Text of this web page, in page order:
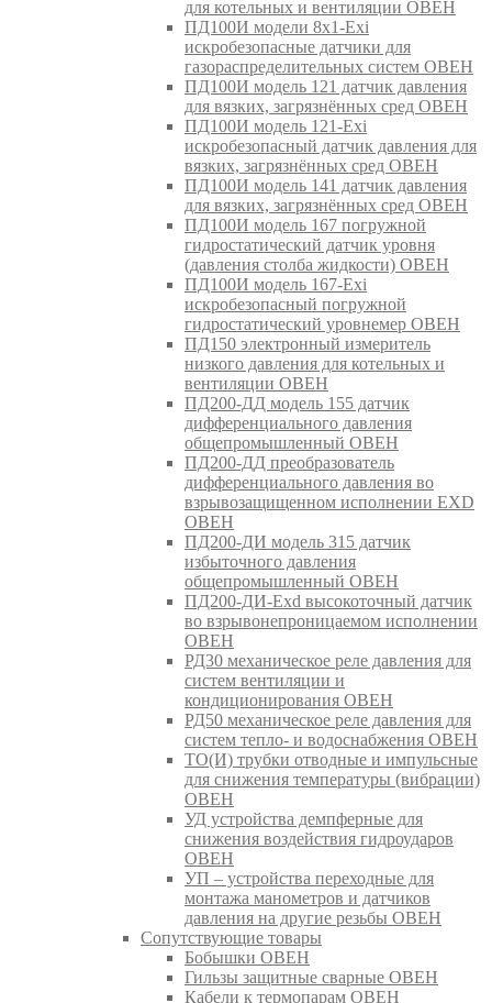
для котельных и вентиляции ОВЕН
ПД100И модели 8х1-Exi
искробезопасные датчики для
газораспределительных систем ОВЕН
ПД100И модель 121 датчик давления
для вязких, загрязнённых сред ОВЕН
ПД100И модель 121-Exi
искробезопасный датчик давления для
вязких, загрязнённых сред ОВЕН
ПД100И модель 141 датчик давления
для вязких, загрязнённых сред ОВЕН
ПД100И модель 167 погружной
гидростатический датчик уровня
(давления столба жидкости) ОВЕН
ПД100И модель 167-Exi
искробезопасный погружной
гидростатический уровнемер ОВЕН
ПД150 электронный измеритель
низкого давления для котельных и
вентиляции ОВЕН
ПД200-ДД модель 155 датчик
дифференциального давления
общепромышленный ОВЕН
ПД200-ДД преобразователь
дифференциального давления во
взрывозащищенном исполнении EXD
ОВЕН
ПД200-ДИ модель 315 датчик
избыточного давления
общепромышленный ОВЕН
ПД200-ДИ-Exd высокоточный датчик
во взрывонепроницаемом исполнении
ОВЕН
РД30 механическое реле давления для
систем вентиляции и
кондиционирования ОВЕН
РД50 механическое реле давления для
систем тепло- и водоснабжения ОВЕН
ТО(И) трубки отводные и импульсные
для снижения температуры (вибрации)
ОВЕН
УД устройства демпферные для
снижения воздействия гидроударов
ОВЕН
УП – устройства переходные для
монтажа манометров и датчиков
давления на другие резьбы ОВЕН
Сопутствующие товары
Бобышки ОВЕН
Гильзы защитные сварные ОВЕН
Кабели к термопарам ОВЕН